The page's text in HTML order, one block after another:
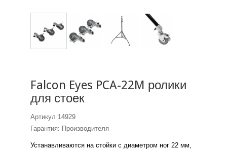
Falcon Eyes PCA-22M ролики
для стоек
Артикул 14929
Гарантия: Производителя
Устанавливаются на стойки с диаметром ног 22 мм,